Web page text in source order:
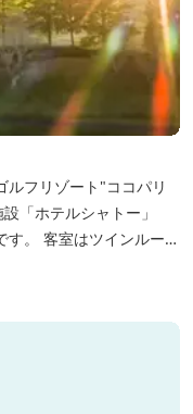
ルフリゾート"ココパリ
。 客室はツインルーム
のスタイルに合わせて
夕食をゆったりと。 翌